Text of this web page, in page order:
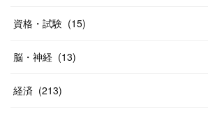
資格・試験 (15)
脳・神経 (13)
経済 (213)